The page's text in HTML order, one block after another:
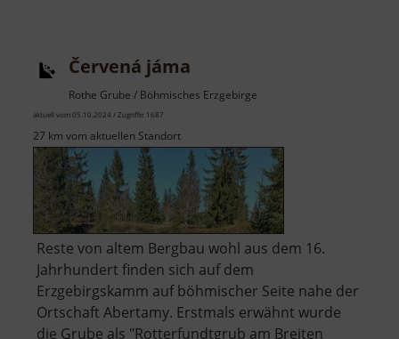
Červená jáma
Rothe Grube / Böhmisches Erzgebirge
aktuell vom 05.10.2024 / Zugriffe: 1687
27 km vom aktuellen Standort
Reste von altem Bergbau wohl aus dem 16.
Jahrhundert finden sich auf dem
Erzgebirgskamm auf böhmischer Seite nahe der
Ortschaft Abertamy. Erstmals erwähnt wurde
die Grube als "Rotterfundtgrub am Breiten